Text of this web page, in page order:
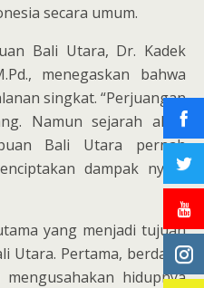
secara umum.
Bali Utara, Dr. Kadek
menegaskan bahwa
singkat. “Perjuangan
Namun sejarah akan
Bali Utara pernah
dampak nyata
yang menjadi tujuan
Utara. Pertama, berdaya,
hidupnya